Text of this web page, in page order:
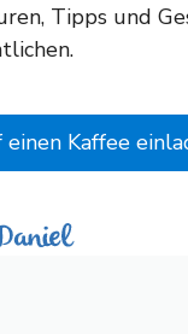
Tipps und
einen Kaffee